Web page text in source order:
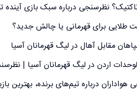
تاکتیک؟ نظرسنجی درباره سبک بازی آینده
طلایی برای قهرمانی یا چالش جدید؟
مقابل آهال در لیگ قهرمانان آسیا
اردن در لیگ قهرمانان آسیا |
درباره تیم‌های برنده، بهترین